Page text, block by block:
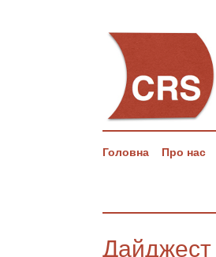
Головна Про нас
Дайджест